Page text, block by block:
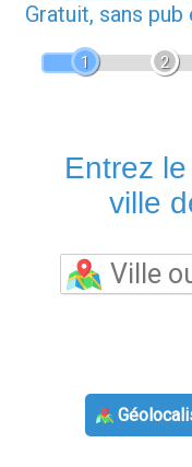
Gratuit, sans
1 2
Entrez
ville